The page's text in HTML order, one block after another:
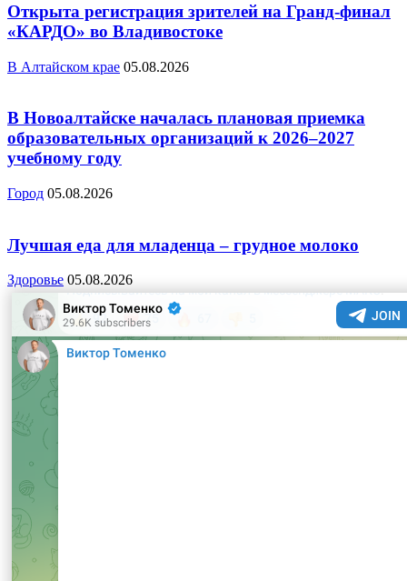
Открыта регистрация зрителей на Гранд-финал
«КАРДО» во Владивостоке
В Алтайском крае 05.08.2026
В Новоалтайске началась плановая приемка
образовательных организаций к 2026–2027
учебному году
Город 05.08.2026
Лучшая еда для младенца – грудное молоко
Здоровье 05.08.2026